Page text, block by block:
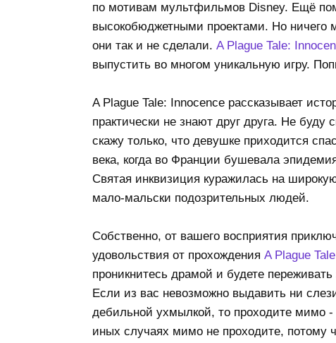
по мотивам мультфильмов Disney. Ещё
высокобюджетными проектами. Но ничего
они так и не сделали. A Plague Tale:
выпустить во многом уникальную игру.
A Plague Tale: Innocence рассказывает
практически не знают друг друга. Не
скажу только, что девушке приходится
века, когда во Франции бушевала
Святая инквизиция куражилась на
мало-мальски подозрительных людей.
Собственно, от вашего восприятия
удовольствия от прохождения A Plague Tale
проникнитесь драмой и будете
Если из вас невозможно выдавить ни
дебильной ухмылкой, то проходите мимо -
иных случаях мимо не проходите, потому